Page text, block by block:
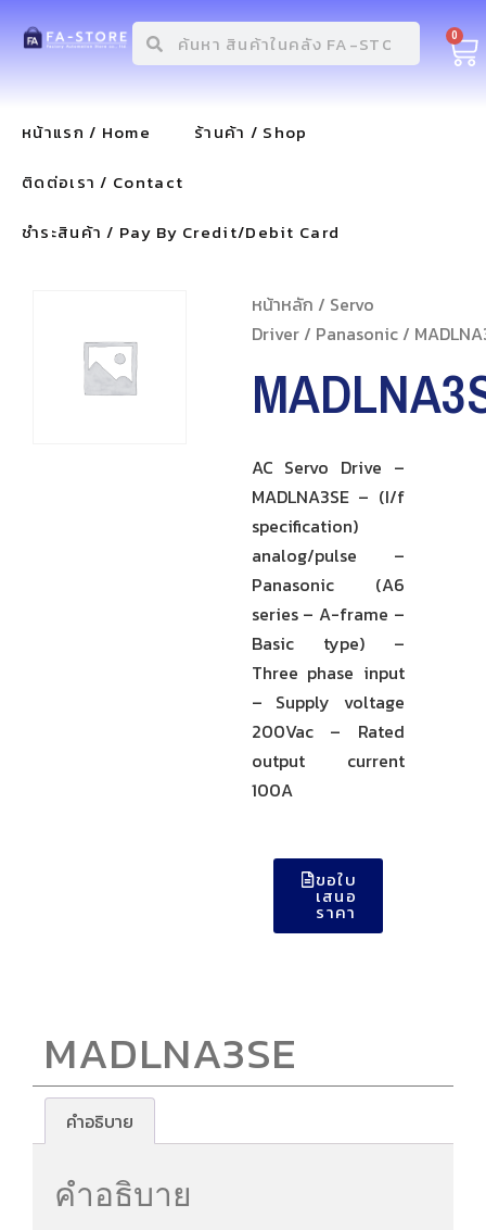
0
หน้าแรก / Home
ร้านค้า / Shop
ติดต่อเรา / Contact
ชำระสินค้า / Pay By Credit/Debit Card
หน้าหลัก / Servo
Driver/ Panasonic/
AC Servo Drive –
MADLNA3SE – (I/f
specification)
analog/pulse –
Panasonic (A6
series – A-frame –
Basic type) –
Three phase input
– Supply voltage
200Vac – Rated
output current
100A
ขอใบ
เสนอ
ราคา
MADLNA3SE
คำอธิบาย
คำอธิบาย